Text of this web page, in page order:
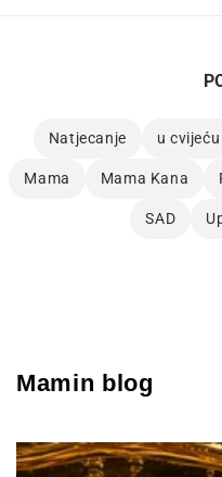
Natjecanje u cvijeću
Mama Mama Kana
SAD
Mamin blog